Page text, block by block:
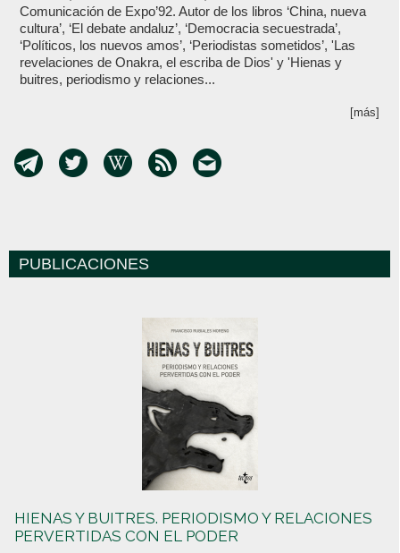
Comunicación de Expo’92. Autor de los libros ‘China, nueva
cultura’, ‘El debate andaluz’, ‘Democracia secuestrada’,
‘Políticos, los nuevos amos’, ‘Periodistas sometidos’, 'Las
revelaciones de Onakra, el escriba de Dios' y 'Hienas y
buitres, periodismo y relaciones...
[más]
PUBLICACIONES
HIENAS Y BUITRES. PERIODISMO Y RELACIONES
PERVERTIDAS CON EL PODER